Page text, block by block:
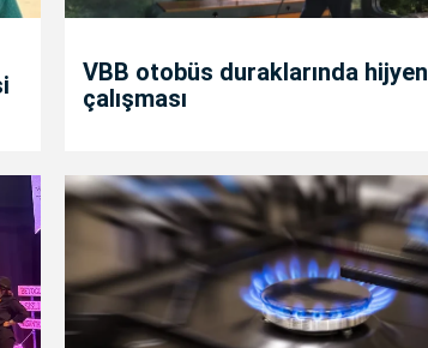
VBB otobüs duraklarında hijyen
çalışması